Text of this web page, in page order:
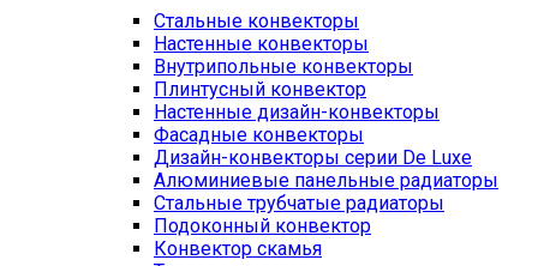
Стальные конвекторы
Настенные конвекторы
Внутрипольные конвекторы
Плинтусный конвектор
Настенные дизайн-конвекторы
Фасадные конвекторы
Дизайн-конвекторы серии De Luxe
Алюминиевые панельные радиаторы
Стальные трубчатые радиаторы
Подоконный конвектор
Конвектор скамья